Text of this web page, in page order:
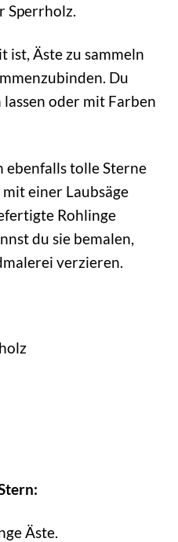
Sperrholz.
ist, Äste zu sammeln
Du
oder mit Farben
ebenfalls tolle Sterne
einer Laubsäge
Rohlinge
du sie bemalen,
verzieren.
Äste.